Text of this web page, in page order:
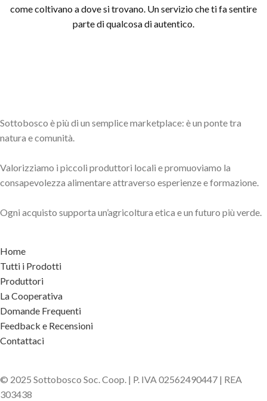
come coltivano a dove si trovano. Un servizio che ti fa sentire
parte di qualcosa di autentico.
Sottobosco è più di un semplice marketplace: è un ponte tra
natura e comunità.
Valorizziamo i piccoli produttori locali e promuoviamo la
consapevolezza alimentare attraverso esperienze e formazione.
Ogni acquisto supporta un’agricoltura etica e un futuro più verde.
Home
Tutti i Prodotti
Produttori
La Cooperativa
Domande Frequenti
Feedback e Recensioni
Contattaci
© 2025 Sottobosco Soc. Coop. | P. IVA 02562490447 | REA
303438